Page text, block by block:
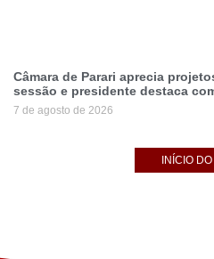
Câmara de Parari aprecia
sessão e presidente destaca
7 de agosto de 2026
INÍCIO